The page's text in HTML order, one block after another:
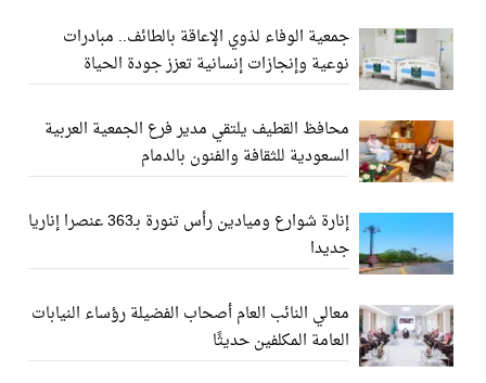
جمعية الوفاء لذوي الإعاقة بالطائف.. مبادرات
نوعية وإنجازات إنسانية تعزز جودة الحياة
محافظ القطيف يلتقي مدير فرع الجمعية العربية
السعودية للثقافة والفنون بالدمام
إنارة شوارع وميادين رأس تنورة بـ363 عنصرا إناريا
جديدا
معالي النائب العام أصحاب الفضيلة رؤساء النيابات
العامة المكلفين حديثًا